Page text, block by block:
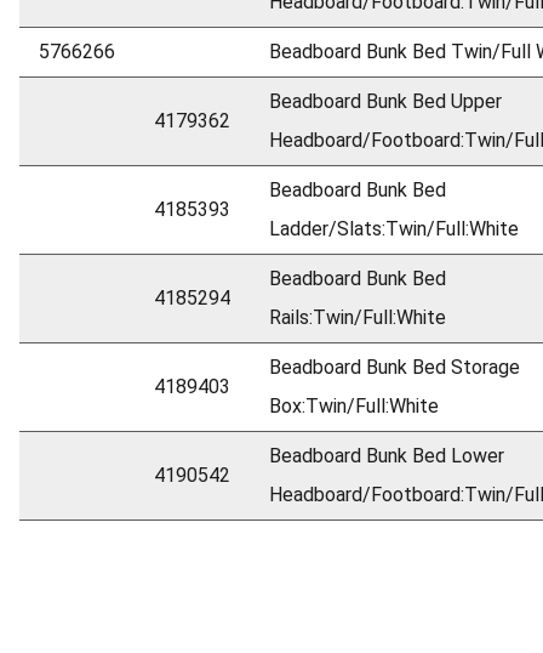
5766266 Beadboard Bunk Bed Twin/Full
4179362
Beadboard Bunk Bed Upper
Headboard/Footboard:Twin/
4185393
Beadboard Bunk Bed
Ladder/Slats:Twin/Full:White
4185294
Beadboard Bunk Bed
Rails:Twin/Full:White
4189403
Beadboard Bunk Bed Storage
Box:Twin/Full:White
4190542
Beadboard Bunk Bed Lower
Headboard/Footboard:Twin/